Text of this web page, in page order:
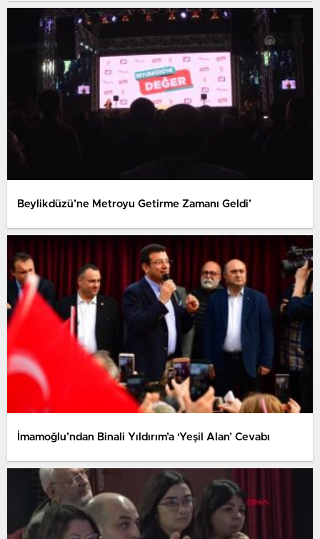
Beylikdüzü’ne Metroyu Getirme Zamanı Geldi’
İmamoğlu’ndan Binali Yıldırım’a ‘Yeşil Alan’ Cevabı